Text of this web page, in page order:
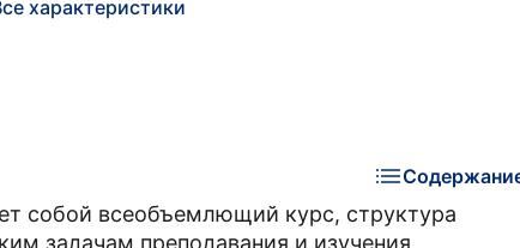
характеристики
собой всеобъемлющий курс, структура
задачам преподавания и изучения,